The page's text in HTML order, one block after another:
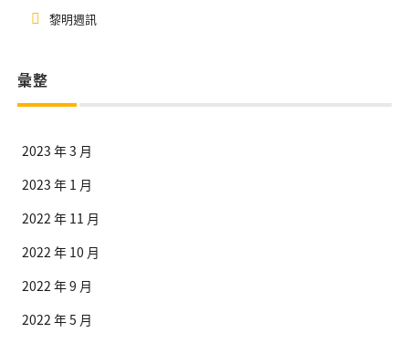
黎明週訊
彙整
2023 年 3 月
2023 年 1 月
2022 年 11 月
2022 年 10 月
2022 年 9 月
2022 年 5 月